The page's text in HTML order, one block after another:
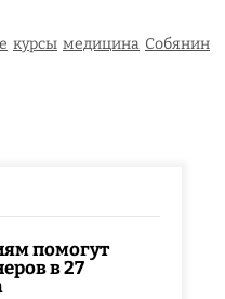
курсы медицина Собянин
помогут
в 27